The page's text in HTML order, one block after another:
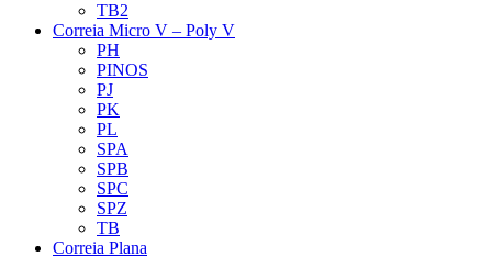
TB2
Correia Micro V – Poly V
PH
PINOS
PJ
PK
PL
SPA
SPB
SPC
SPZ
TB
Correia Plana